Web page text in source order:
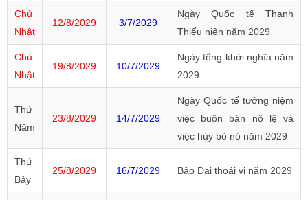
Chủ
Nhật
12/8/2029 3/7/2029
Ngày Quốc tế Thanh
Thiếu niên năm 2029
Chủ
Nhật
19/8/2029 10/7/2029
Ngày tổng khởi nghĩa năm
2029
Thứ
Năm
23/8/2029 14/7/2029
Ngày Quốc tế tưởng niệm
việc buôn bán nô lệ và
việc hủy bỏ nó năm 2029
Thứ
Bảy
25/8/2029 16/7/2029 Bảo Đại thoái vị năm 2029